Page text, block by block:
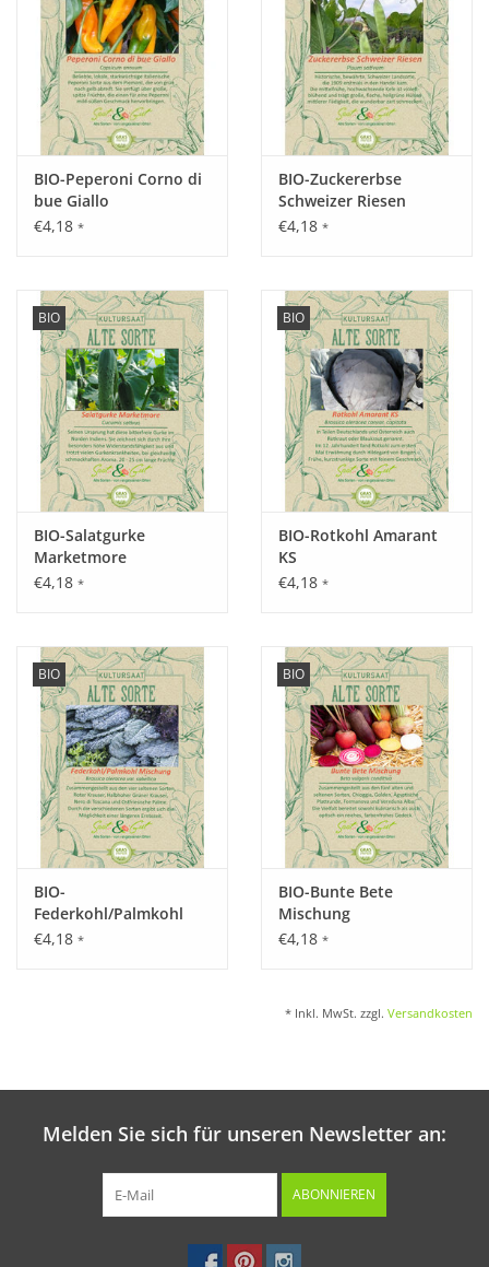
Standort:
Sonnig und warm, lockere, nährstoffreiche Böden,
anspruchslos.
Ernte / Blüte:
Verwendung:
Kann wie Spinat oder blanchiert zubereitet werden oder ganz
junge Blätter als Baby Leaf Salat.
Tipp:
für den Frühjahrsbedarf mindestens 10 cm hoch in den
Winter gehen lassen.
BIO-Peperoni Corno di
bue Giallo
€4,18 *
BIO-Zuckererbse
Schweizer Riesen
€4,18 *
BIO
BIO-Salatgurke
Marketmore
€4,18 *
BIO
BIO-Rotkohl Amarant
KS
€4,18 *
BIO
BIO-
Federkohl/Palmkohl
Mischung
€4,18 *
BIO
BIO-Bunte Bete
Mischung
€4,18 *
* Inkl. MwSt. zzgl. Versandkosten
Melden Sie sich für unseren Newsletter an:
ABONNIEREN